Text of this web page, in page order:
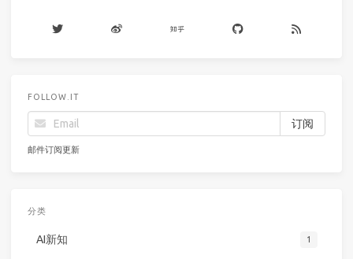
FOLLOW.IT
邮件订阅更新
分类
AI新知 1